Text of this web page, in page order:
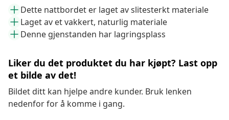
Dette nattbordet er laget av slitesterkt materiale
Laget av et vakkert, naturlig materiale
Denne gjenstanden har lagringsplass
Liker du det produktet du har kjøpt? Last opp
et bilde av det!
Bildet ditt kan hjelpe andre kunder. Bruk lenken
nedenfor for å komme i gang.